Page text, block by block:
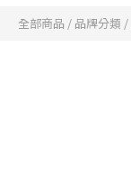
全部商品 / 品牌分類 /